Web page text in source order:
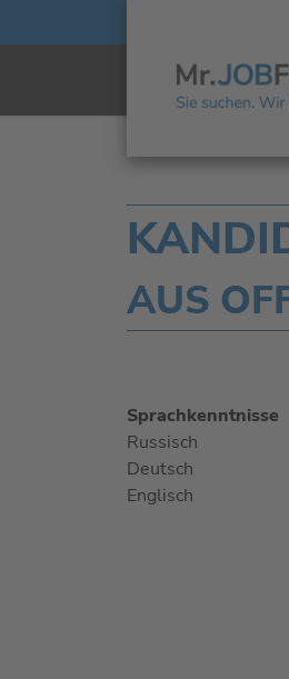
AUS
Sprachkenntnisse
Russisch
Deutsch
Englisch